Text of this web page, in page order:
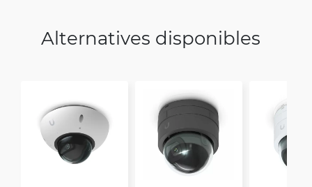
Alternatives disponibles